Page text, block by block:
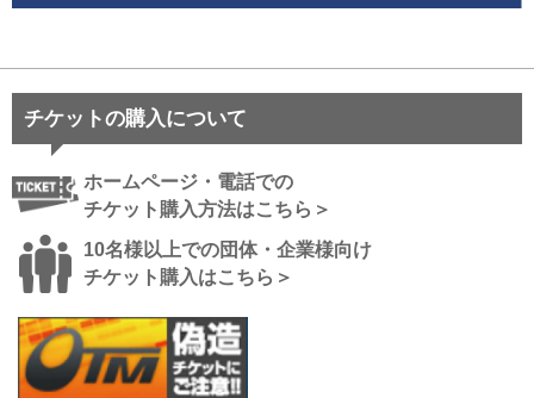
チケットの購入について
ホームページ・電話での
チケット購入方法はこちら＞
10名様以上での団体・企業様向け
チケット購入はこちら＞